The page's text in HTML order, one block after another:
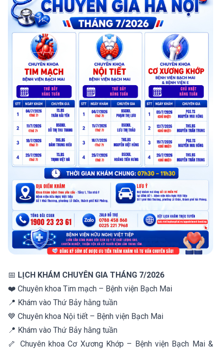
📅 LỊCH KHÁM CHUYÊN GIA THÁNG 7/2026
❤️ Chuyên khoa Tim mạch – Bệnh viện Bạch Mai
📍 Khám vào Thứ Bảy hằng tuần
💙 Chuyên khoa Nội tiết – Bệnh viện Bạch Mai
📍 Khám vào Thứ Bảy hằng tuần
🦴 Chuyên khoa Cơ Xương Khớp – Bệnh viện Bạch Mai &